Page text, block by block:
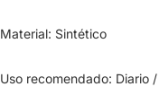
Material: Sintético
Uso recomendado: Diario